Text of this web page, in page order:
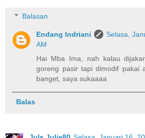
Balasan
Endang Indriani
Selasa,
AM
Hai Mba Ima, nah kalau
goreng pasir tapi dimodif pakai
banget, saya sukaaaa
Balas